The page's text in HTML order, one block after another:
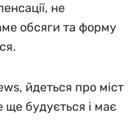
не
обсяги та форму
йдеться про міст
ще будується і має